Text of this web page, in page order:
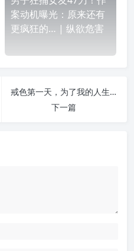
案动机曝光：原来还有
更疯狂的… | 纵欲危害
戒色第一天，为了我的人生，下定决心 | 纵欲危害
下一篇